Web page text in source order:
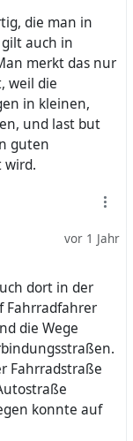
die man in
gilt auch in
merkt das nur
weil die
in kleinen,
und last but
guten
wird.
vor 1 Jahr
dort in der
Fahrradfahrer
die Wege
Fahrradstraße
konnte auf